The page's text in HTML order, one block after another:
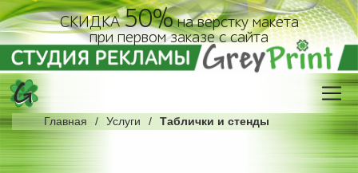
СКИДКА50%на верстку макета
при первом заказе с сайта
Главная Услуги Таблички и стенды